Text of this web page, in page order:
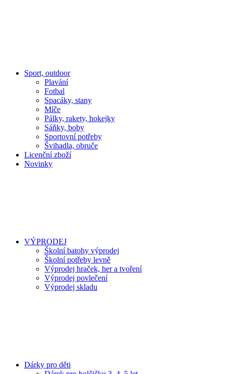
Sport, outdoor
Plavání
Fotbal
Spacáky, stany
Míče
Pálky, rakety, hokejky
Sáňky, boby
Sportovní potřeby
Švihadla, obruče
Licenční zboží
Novinky
VÝPRODEJ
Školní batohy výprodej
Školní potřeby levně
Výprodej hraček, her a tvoření
Výprodej povlečení
Výprodej skladu
Dárky pro děti